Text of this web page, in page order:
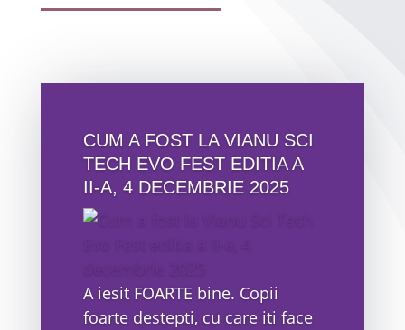
CUM A FOST LA VIANU SCI
TECH EVO FEST EDITIA A
II-A, 4 DECEMBRIE 2025
A iesit FOARTE bine. Copii
foarte destepti, cu care iti face